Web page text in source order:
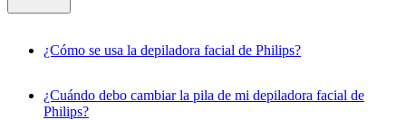
¿Cómo se usa la depiladora facial de Philips?
¿Cuándo debo cambiar la pila de mi depiladora facial de
Philips?